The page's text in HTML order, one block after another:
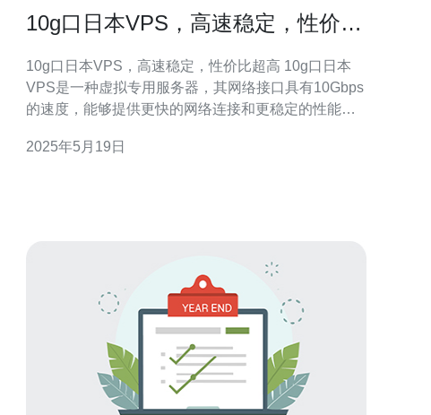
10g口日本VPS，高速稳定，性价比
10g口日本VPS，高速稳定，性价比超高 10g口日本
VPS是一种虚拟专用服务器，其网络接口具有10Gbps
的速度，能够提供更快的网络连接和更稳定的性能。
速、稳定的服务。 10g口日本VPS有以下优势： 高速
2025年5月19日